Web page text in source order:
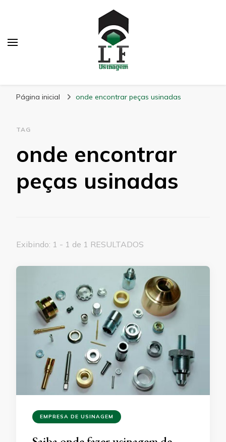
Página inicial onde encontrar peças usinadas
TAG
onde encontrar
peças usinadas
Exibindo: 1 - 1 de 1 RESULTADOS
EMPRESA DE USINAGEM